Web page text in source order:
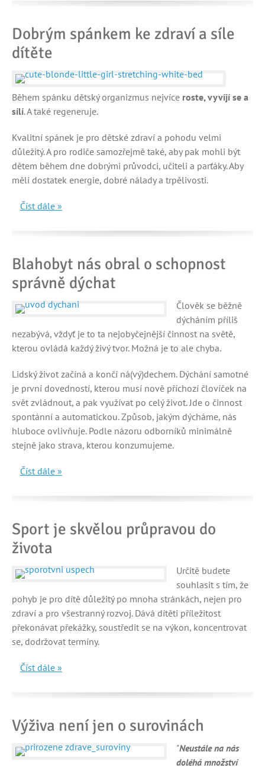
Dobrým spánkem ke zdraví a síle
dítěte
Během spánku dětský organizmus nejvíce roste, vyvíjí se a
sílí. A také regeneruje.
Kvalitní spánek je pro dětské zdraví a pohodu velmi
důležitý. A pro rodiče samozřejmě také, aby pak mohli být
dětem během dne dobrými průvodci, učiteli a parťáky. Aby
měli dostatek energie, dobré nálady a trpělivosti.
Číst dále »
Blahobyt nás obral o schopnost
správně dýchat
Člověk se běžně
dýcháním příliš
nezabývá, vždyť je to ta nejobyčejnější činnost na světě,
kterou ovládá každý živý tvor. Možná je to ale chyba.
Lidský život začíná a končí ná(vý)dechem. Dýchání samotné
je první dovedností, kterou musí nově příchozí človíček na
svět zvládnout, a pak využívat po celý život. Jde o činnost
spontánní a automatickou. Způsob, jakým dýcháme, nás
hluboce ovlivňuje. Podle názoru odborníků minimálně
stejně jako strava, kterou konzumujeme.
Číst dále »
Sport je skvělou průpravou do
života
Určitě budete
souhlasit s tím, že
pohyb je pro dítě důležitý po mnoha stránkách, nejen pro
zdraví a pro všestranný rozvoj. Dává dítěti příležitost
překonávat překážky, soustředit se na výkon, koncentrovat
se, dodržovat termíny.
Číst dále »
Výživa není jen o surovinách
"Neustále na nás
doléhá množství